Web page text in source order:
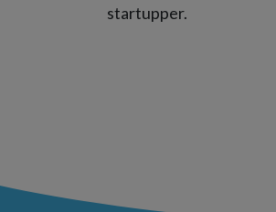
startupper.